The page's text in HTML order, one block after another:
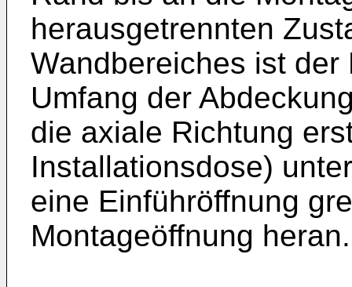
herausgetrennten
Wandbereiches ist
Umfang der
die axiale Richtung
Installationsdose)
eine Einführöffnung
Montageöffnung heran.